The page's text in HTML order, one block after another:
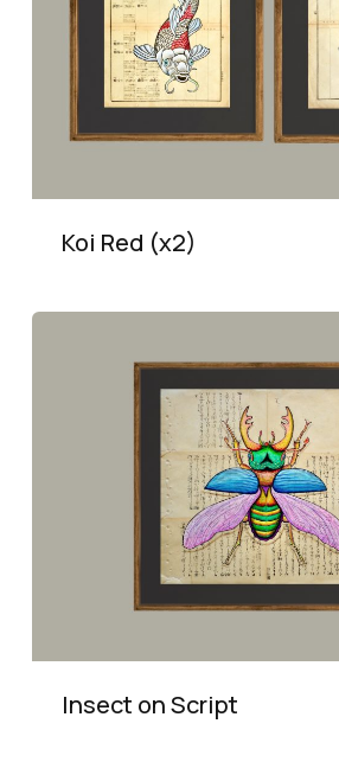
Koi Red (x2)
Insect on Script